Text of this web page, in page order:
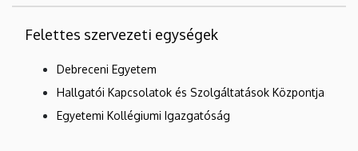
Felettes szervezeti egységek
Debreceni Egyetem
Hallgatói Kapcsolatok és Szolgáltatások Központja
Egyetemi Kollégiumi Igazgatóság